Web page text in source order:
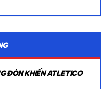
ĐÒN KHIẾN ATLETICO